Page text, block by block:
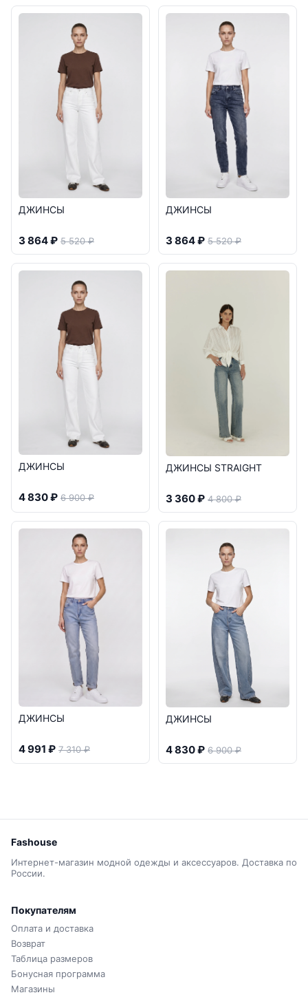
ДЖИНСЫ
3 864 ₽ 5 520 ₽
ДЖИНСЫ
3 864 ₽ 5 520 ₽
ДЖИНСЫ
4 830 ₽ 6 900 ₽
ДЖИНСЫ STRAIGHT
3 360 ₽ 4 800 ₽
ДЖИНСЫ
4 991 ₽ 7 310 ₽
ДЖИНСЫ
4 830 ₽ 6 900 ₽
Fashouse
Интернет-магазин модной одежды и аксессуаров. Доставка по
России.
Покупателям
Оплата и доставка
Возврат
Таблица размеров
Бонусная программа
Магазины